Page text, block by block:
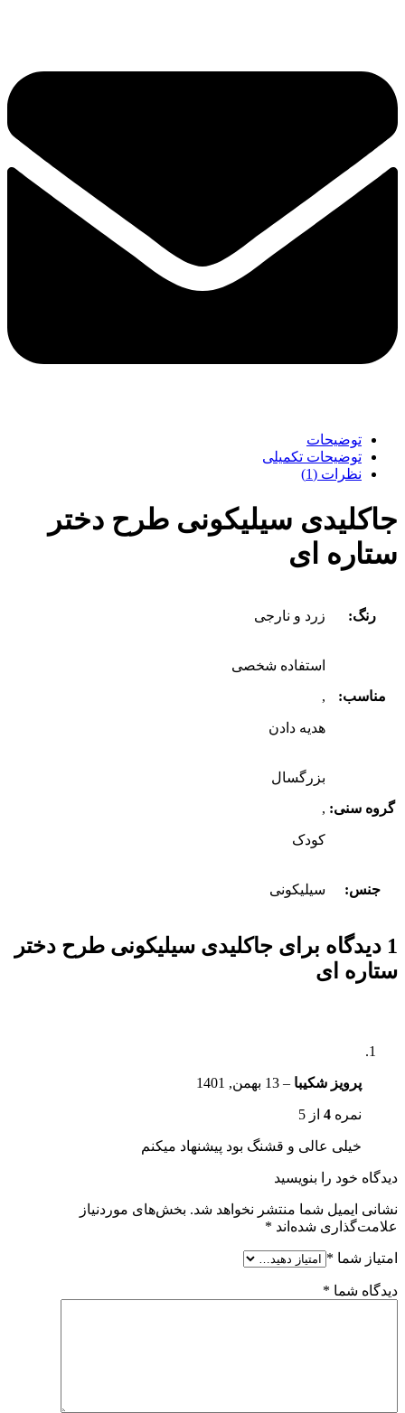
توضیحات
توضیحات تکمیلی
نظرات (1)
جاکلیدی سیلیکونی طرح دختر
ستاره ای
رنگ: زرد و نارجی
مناسب:
استفاده شخصی
,
هدیه دادن
گروه سنی:
بزرگسال
,
کودک
جنس: سیلیکونی
1 دیدگاه برای
جاکلیدی سیلیکونی طرح دختر
ستاره ای
پرویز شکیبا – 13 بهمن, 1401
نمره 4 از 5
خیلی عالی و قشنگ بود پیشنهاد میکنم
دیدگاه خود را بنویسید
نشانی ایمیل شما منتشر نخواهد شد. بخش‌های موردنیاز
علامت‌گذاری شده‌اند *
امتیاز شما *
دیدگاه شما *